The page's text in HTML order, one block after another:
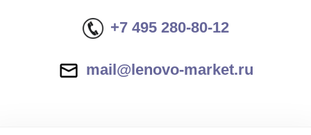
+7 495 280-80-12
mail@lenovo-market.ru